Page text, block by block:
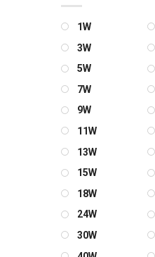
1W
3W
5W
7W
9W
11W
13W
15W
18W
24W
30W